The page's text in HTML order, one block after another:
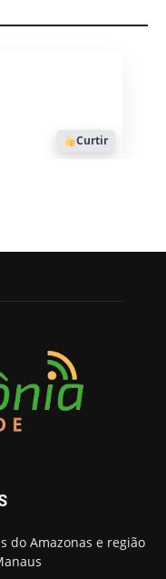
Curtir
do Amazonas e região